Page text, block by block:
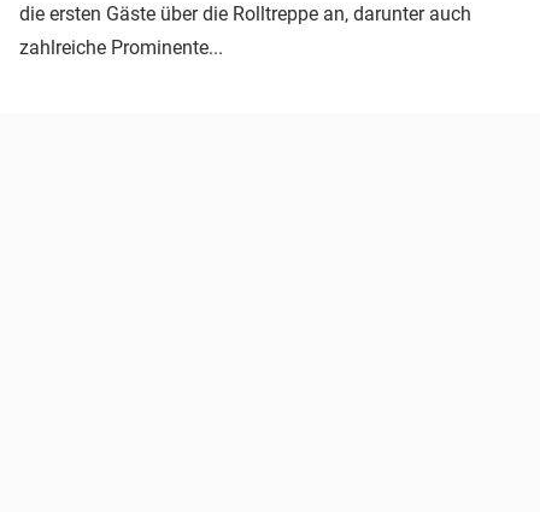
die ersten Gäste über die Rolltreppe an, darunter auch
zahlreiche Prominente...